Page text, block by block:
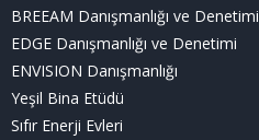
BREEAM Danışmanlığı ve Denetimi
EDGE Danışmanlığı ve Denetimi
ENVISION Danışmanlığı
Yeşil Bina Etüdü
Sıfır Enerji Evleri